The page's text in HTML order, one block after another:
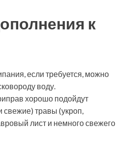
к
если требуется, можно
воду.
хорошо подойдут
травы (укроп,
лист и немного свежего